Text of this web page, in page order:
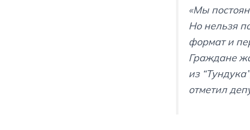
«Мы
Но нельзя
формат и
Граждане
из
отметил